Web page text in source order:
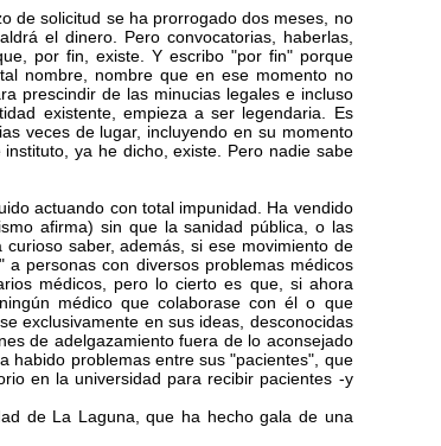
de solicitud se ha prorrogado dos meses, no
el dinero. Pero convocatorias, haberlas,
por fin, existe. Y escribo "por fin" porque
nombre, nombre que en ese momento no
prescindir de las minucias legales e incluso
existente, empieza a ser legendaria. Es
veces de lugar, incluyendo en su momento
ya he dicho, existe. Pero nadie sabe
actuando con total impunidad. Ha vendido
afirma) sin que la sanidad pública, o las
saber, además, si ese movimiento de
personas con diversos problemas médicos
médicos, pero lo cierto es que, si ahora
médico que colaborase con él o que
exclusivamente en sus ideas, desconocidas
de adelgazamiento fuera de lo aconsejado
habido problemas entre sus "pacientes", que
en la universidad para recibir pacientes -y
de La Laguna, que ha hecho gala de una